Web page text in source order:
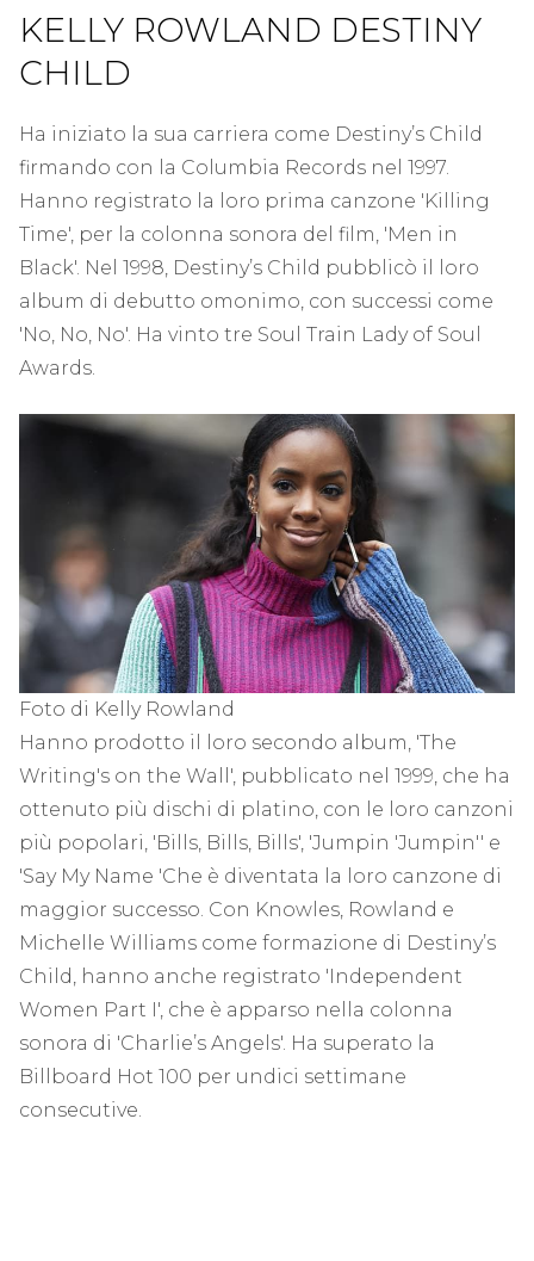
KELLY ROWLAND DESTINY
CHILD
Ha iniziato la sua carriera come Destiny’s Child
firmando con la Columbia Records nel 1997.
Hanno registrato la loro prima canzone 'Killing
Time', per la colonna sonora del film, 'Men in
Black'. Nel 1998, Destiny’s Child pubblicò il loro
album di debutto omonimo, con successi come
'No, No, No'. Ha vinto tre Soul Train Lady of Soul
Awards.
Foto di Kelly Rowland
Hanno prodotto il loro secondo album, 'The
Writing's on the Wall', pubblicato nel 1999, che ha
ottenuto più dischi di platino, con le loro canzoni
più popolari, 'Bills, Bills, Bills', 'Jumpin 'Jumpin'' e
'Say My Name 'Che è diventata la loro canzone di
maggior successo. Con Knowles, Rowland e
Michelle Williams come formazione di Destiny’s
Child, hanno anche registrato 'Independent
Women Part I', che è apparso nella colonna
sonora di 'Charlie’s Angels'. Ha superato la
Billboard Hot 100 per undici settimane
consecutive.